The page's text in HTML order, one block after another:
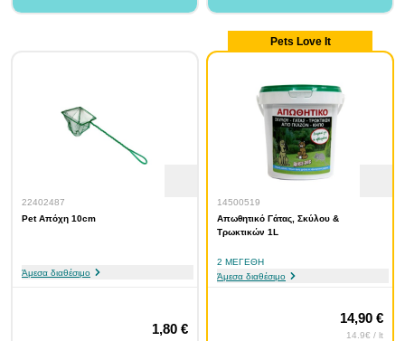
22402487
Pet Απόχη 10cm
Άμεσα διαθέσιμο
1,80 €
Pets Love It
14500519
Απωθητικό Γάτας, Σκύλου &
Τρωκτικών 1L
2 ΜΕΓΈΘΗ
Άμεσα διαθέσιμο
14,90 €
14.9€ / lt